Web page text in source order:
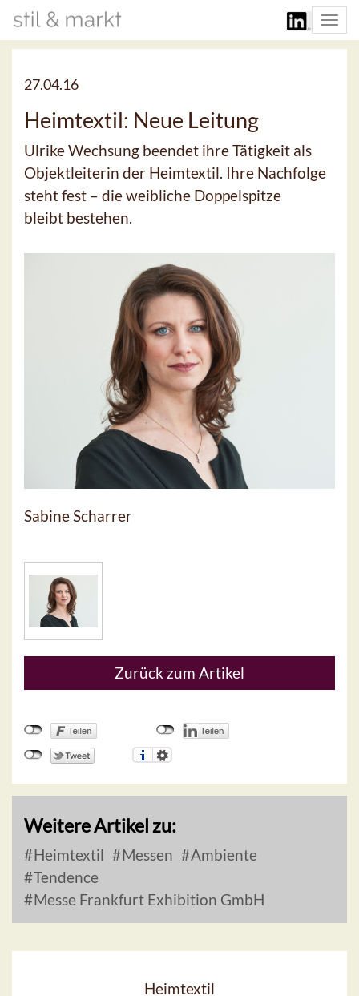
27.04.16
Heimtextil: Neue Leitung
Ulrike Wechsung beendet ihre Tätigkeit als
Objektleiterin der Heimtextil. Ihre Nachfolge
steht fest – die weibliche Doppelspitze
bleibt bestehen.
Sabine Scharrer
Zurück zum Artikel
Weitere Artikel zu:
Heimtextil Messen
Ambiente
Tendence
Messe Frankfurt Exhibition GmbH
Heimtextil